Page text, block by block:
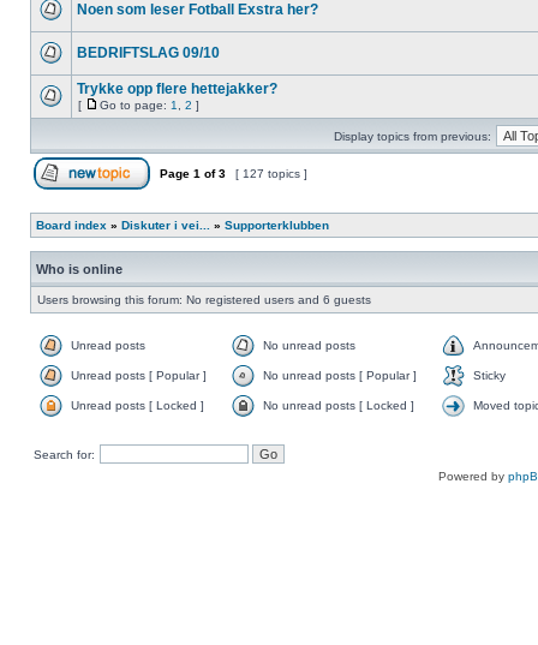
Noen som leser Fotball Exstra her?
BEDRIFTSLAG 09/10
Trykke opp flere hettejakker?
[ Go to page: 1 2 ]
Display topics from previous:
Page 1 of3 [ 127 topics ]
Board index » Diskuter i vei... » Supporterklubben
Who is online
Users browsing this forum: No registered users and 6 guests
Unread posts No unread posts
Unread posts [ Popular ] No unread posts [ Popular ] Sticky
Unread posts [ Locked ] No unread posts [ Locked ] Moved
Search for:
Powered by